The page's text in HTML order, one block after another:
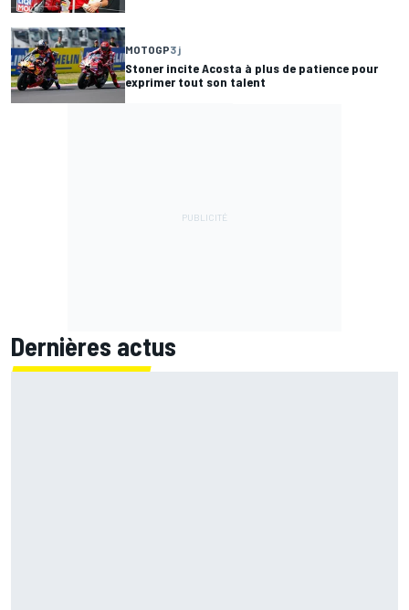
MOTOGP3 j
Stoner incite Acosta à plus de patience pour
exprimer tout son talent
Dernières actus